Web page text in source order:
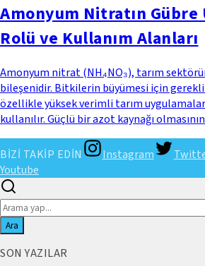
Amonyum Nitratın
Rolü ve Kullanım Alanları
Amonyum nitrat (NH₄NO₃), tarım
bileşenidir. Bitkilerin büyümesi için
özellikle yüksek verimli tarım
kullanılır. Güçlü bir azot kaynağı olmasının
BİZİ TAKİP EDİN Instagram
Youtube
Ara
SON YAZILAR